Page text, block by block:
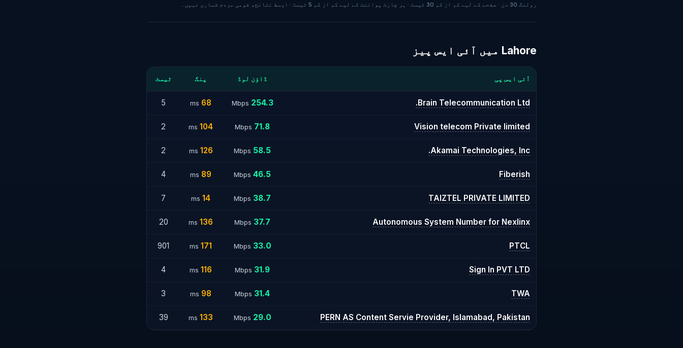
رولنگ 30 دن · صفحے کے لیے کم از کم 30 ٹیسٹ · ہر چارٹ پوائنٹ کے لیے کم از کم 5 ٹیسٹ · اوسط نتائج، قومی مردم شماری نہیں۔
Lahore میں آئی ایس پیز
آئی ایس پی ڈاؤن لوڈ پنگ ٹیسٹ
Brain Telecommunication Ltd.
254.3
Mbps
68
ms
5
Vision telecom Private limited
71.8
Mbps
104
ms
2
Akamai Technologies, Inc.
58.5
Mbps
126
ms
2
Fiberish
46.5
Mbps
89
ms
4
TAIZTEL PRIVATE LIMITED
38.7
Mbps
14
ms
7
Autonomous System Number for Nexlinx
37.7
Mbps
136
ms
20
PTCL
33.0
Mbps
171
ms
901
Sign In PVT LTD
31.9
Mbps
116
ms
4
TWA
31.4
Mbps
98
ms
3
PERN AS Content Servie Provider, Islamabad, Pakistan
29.0
Mbps
133
ms
39